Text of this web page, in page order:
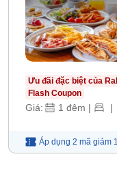
Ưu đãi đặc biệt của
Flash Coupon
Giá: 1 đêm | |
Áp dụng 2 mã giảm